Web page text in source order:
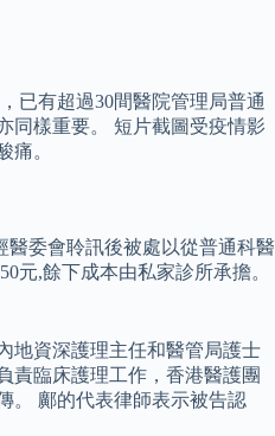
已有超過30間醫院管理局普通
同樣重要。 短片截圖受疫情影
痛。
醫委會聆訊後被處以從普通科醫
元,餘下成本由私家診所承擔。
地資深護理主任和醫管局護士
責臨床護理工作，香港醫護團
。 鄺的代表律師表示被告認